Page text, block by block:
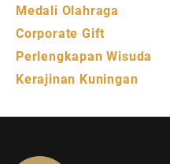
Medali Olahraga
Corporate Gift
Perlengkapan Wisuda
Kerajinan Kuningan